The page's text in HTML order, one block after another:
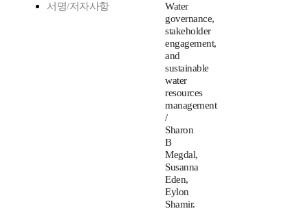
서명/저자사항
Water
governance,
stakeholder
engagement,
and
sustainable
water
resources
management
/
Sharon
B
Megdal,
Susanna
Eden,
Eylon
Shamir.